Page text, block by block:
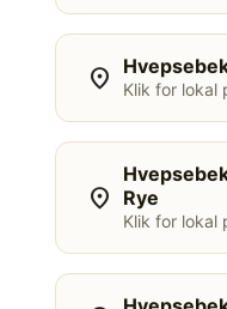
location_on Klik for lokal
location_on
Rye
Klik for lokal